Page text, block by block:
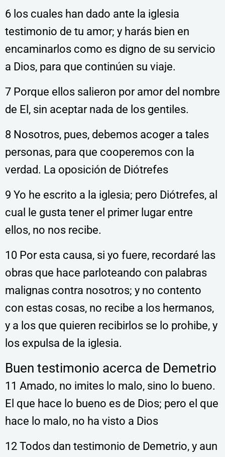
6 los cuales han dado ante la iglesia
testimonio de tu amor; y harás bien en
encaminarlos como es digno de su servicio
a Dios, para que continúen su viaje.
7 Porque ellos salieron por amor del nombre
de El, sin aceptar nada de los gentiles.
8 Nosotros, pues, debemos acoger a tales
personas, para que cooperemos con la
verdad. La oposición de Diótrefes
9 Yo he escrito a la iglesia; pero Diótrefes, al
cual le gusta tener el primer lugar entre
ellos, no nos recibe.
10 Por esta causa, si yo fuere, recordaré las
obras que hace parloteando con palabras
malignas contra nosotros; y no contento
con estas cosas, no recibe a los hermanos,
y a los que quieren recibirlos se lo prohibe, y
los expulsa de la iglesia.
Buen testimonio acerca de Demetrio
11 Amado, no imites lo malo, sino lo bueno.
El que hace lo bueno es de Dios; pero el que
hace lo malo, no ha visto a Dios
12 Todos dan testimonio de Demetrio, y aun